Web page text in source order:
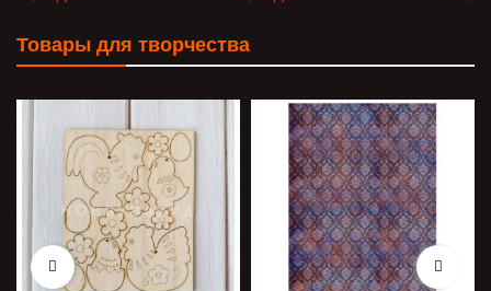
Товары для творчества